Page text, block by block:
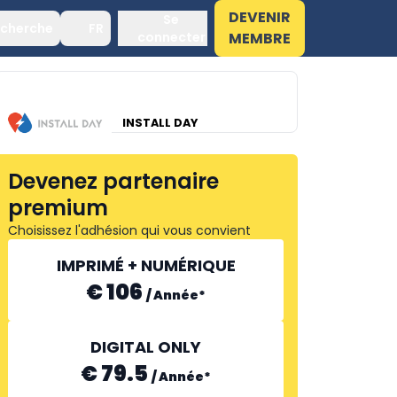
DEVENIR
MEMBRE
INSTALL DAY
Devenez partenaire
premium
Choisissez l'adhésion qui vous convient
IMPRIMÉ + NUMÉRIQUE
€ 106 /Année*
DIGITAL ONLY
€ 79.5 /Année*